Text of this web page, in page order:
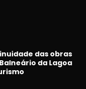
das obras
da Lagoa